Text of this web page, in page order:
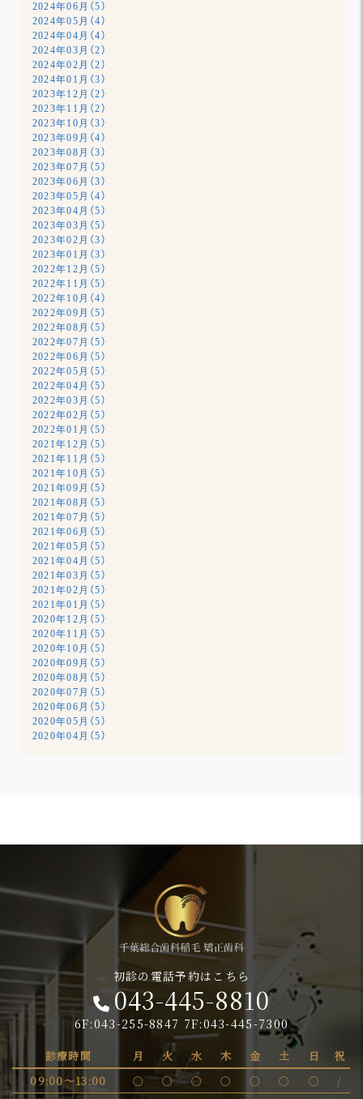
2024年06月（5）
2024年05月（4）
2024年04月（4）
2024年03月（2）
2024年02月（2）
2024年01月（3）
2023年12月（2）
2023年11月（2）
2023年10月（3）
2023年09月（4）
2023年08月（3）
2023年07月（5）
2023年06月（3）
2023年05月（4）
2023年04月（5）
2023年03月（5）
2023年02月（3）
2023年01月（3）
2022年12月（5）
2022年11月（5）
2022年10月（4）
2022年09月（5）
2022年08月（5）
2022年07月（5）
2022年06月（5）
2022年05月（5）
2022年04月（5）
2022年03月（5）
2022年02月（5）
2022年01月（5）
2021年12月（5）
2021年11月（5）
2021年10月（5）
2021年09月（5）
2021年08月（5）
2021年07月（5）
2021年06月（5）
2021年05月（5）
2021年04月（5）
2021年03月（5）
2021年02月（5）
2021年01月（5）
2020年12月（5）
2020年11月（5）
2020年10月（5）
2020年09月（5）
2020年08月（5）
2020年07月（5）
2020年06月（5）
2020年05月（5）
2020年04月（5）
初診の電話予約はこちら
043-445-8810
6F:043-255-8847 7F:043-445-7300
診療時間 月 火 水 木 金 土 日
祝
09:00～13:00
〇 〇 〇 〇 〇 〇 〇
/